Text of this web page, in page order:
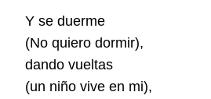
Y se duerme
(No quiero dormir),
dando vueltas
(un niño vive en mi),